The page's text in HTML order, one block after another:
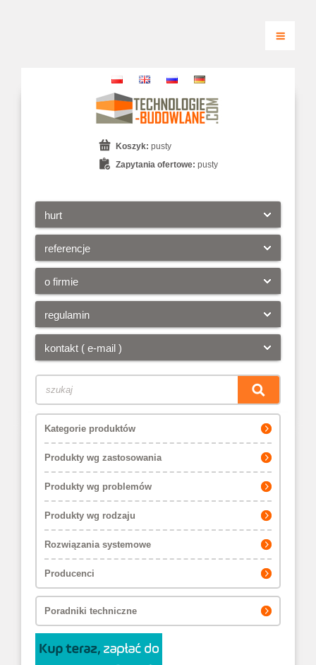
hurt
referencje
o firmie
regulamin
kontakt ( e-mail )
Koszyk: pusty
Zapytania ofertowe: pusty
Kategorie produktów
Produkty wg zastosowania
Produkty wg problemów
Produkty wg rodzaju
Rozwiązania systemowe
Producenci
Poradniki techniczne